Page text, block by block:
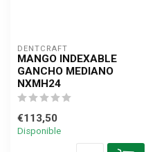
DENTCRAFT
MANGO INDEXABLE
GANCHO MEDIANO
NXMH24
€113,50
Disponible